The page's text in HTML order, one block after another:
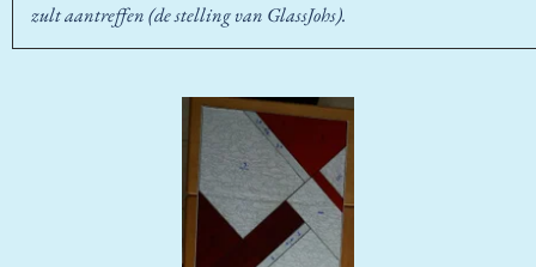
zult aantreffen (de stelling van GlassJohs).